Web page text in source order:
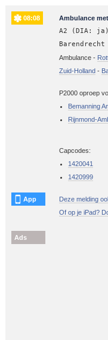
08:08 Ambulance
A2 (DIA: ja)
Barendrecht
Ambulance -
Zuid-Holland -
P2000 oproep
Bemanning
Rijnmond-
Capcodes:
1420041
1420999
App
Deze melding
Of op je iPad?
Ads